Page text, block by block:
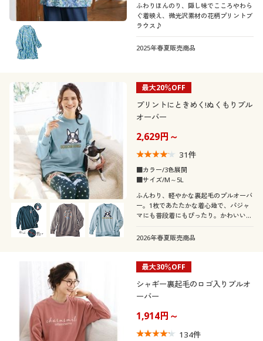
ふわりほんのり、隠し味でこころやわら
ぐ着映え、微光沢素材の花柄プリントブ
ラウス♪
2025年春夏販売商品
最大20％OFF
プリントにときめく!ぬくもりプル
オーバー
2,629円～
31件
■カラー/3色展開
■サイズ/M～5L
ふんわり、軽やかな裏起毛のプルオーバ
ー。1枚であたたかな着心地で、パジャ
マにも普段着にもぴったり。かわいいプ
応サイズplump(プランプ)もあります。
2026年春夏販売商品
最大30％OFF
シャギー裏起毛のロゴ入りプルオ
ーバー
1,914円～
134件